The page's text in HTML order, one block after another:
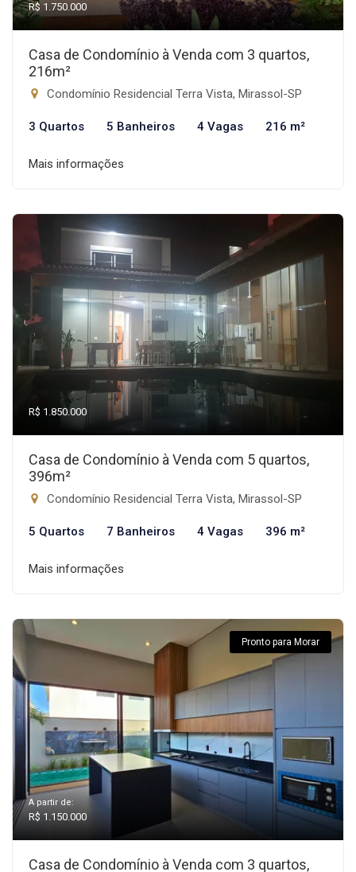
R$ 1.750.000
Casa de Condomínio à Venda com 3 quartos,
216m²
Condomínio Residencial Terra Vista, Mirassol-SP
3 Quartos 5 Banheiros 4 Vagas 216 m²
Mais informações
R$ 1.850.000
Casa de Condomínio à Venda com 5 quartos,
396m²
Condomínio Residencial Terra Vista, Mirassol-SP
5 Quartos 7 Banheiros 4 Vagas 396 m²
Mais informações
Pronto para Morar
A partir de:
R$ 1.150.000
Casa de Condomínio à Venda com 3 quartos,